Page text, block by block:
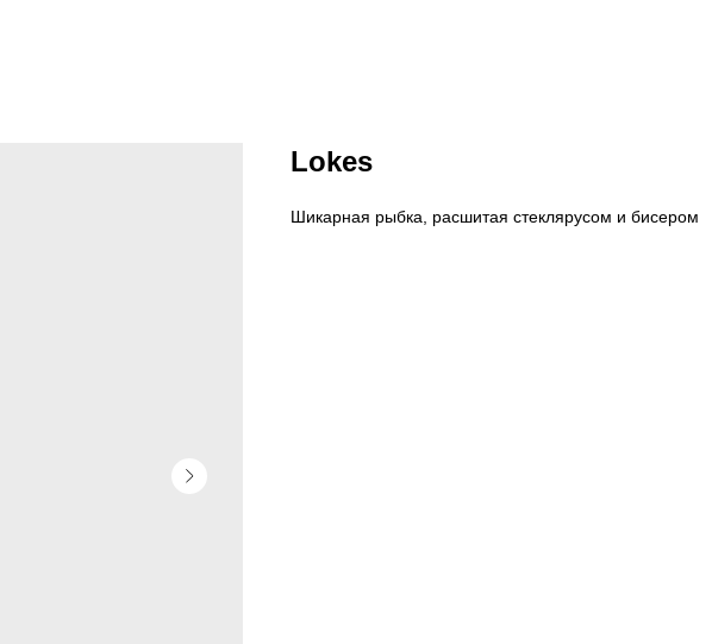
Lokes
Шикарная рыбка, расшитая стеклярусом и бисером